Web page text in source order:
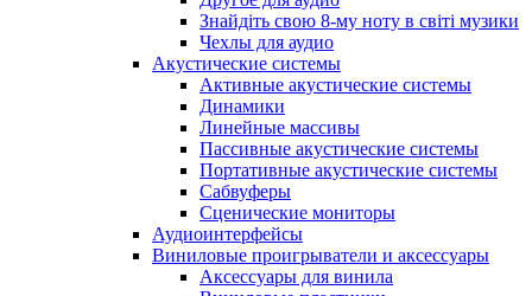
Знайдіть свою 8-му ноту в світі музики
Чехлы для аудио
Акустические системы
Активные акустические системы
Динамики
Линейные массивы
Пассивные акустические системы
Портативные акустические системы
Сабвуферы
Сценические мониторы
Аудиоинтерфейсы
Виниловые проигрыватели и аксессуары
Аксессуары для винила